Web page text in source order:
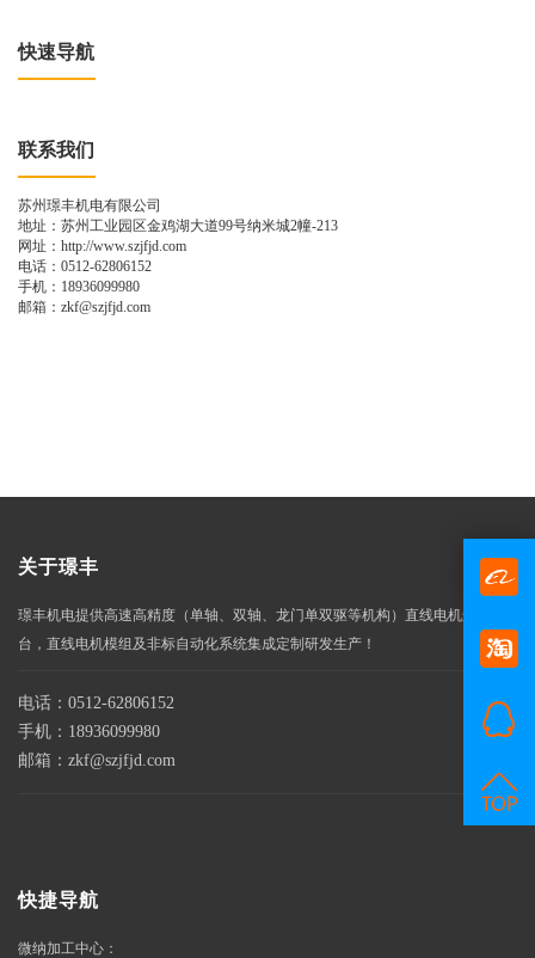
快速导航
联系我们
苏州璟丰机电有限公司
地址：苏州工业园区金鸡湖大道99号纳米城2幢-213
网址：http://www.szjfjd.com
电话：0512-62806152
手机：18936099980
邮箱：zkf@szjfjd.com
关于璟丰
璟丰机电提供高速高精度（单轴、双轴、龙门单双驱等机构）直线电机运动平
台，直线电机模组及非标自动化系统集成定制研发生产！
电话：0512-62806152
手机：18936099980
邮箱：zkf@szjfjd.com
快捷导航
微纳加工中心 ：